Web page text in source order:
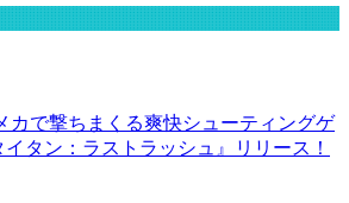
カで撃ちまくる爽快シューティングゲ
タン：ラストラッシュ』リリース！